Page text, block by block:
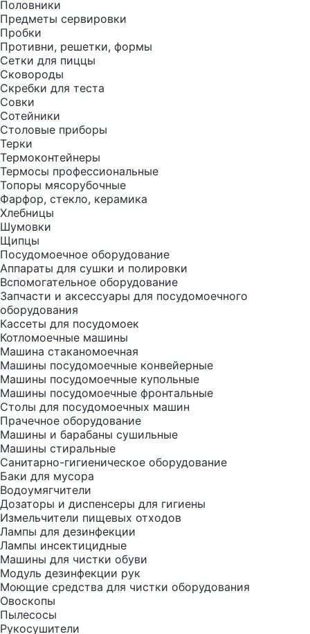
Половники
Предметы сервировки
Пробки
Противни, решетки, формы
Сетки для пиццы
Сковороды
Скребки для теста
Совки
Сотейники
Столовые приборы
Терки
Термоконтейнеры
Термосы профессиональные
Топоры мясорубочные
Фарфор, стекло, керамика
Хлебницы
Шумовки
Щипцы
Посудомоечное оборудование
Аппараты для сушки и полировки
Вспомогательное оборудование
Запчасти и аксессуары для посудомоечного
оборудования
Кассеты для посудомоек
Котломоечные машины
Машина стаканомоечная
Машины посудомоечные конвейерные
Машины посудомоечные купольные
Машины посудомоечные фронтальные
Столы для посудомоечных машин
Прачечное оборудование
Машины и барабаны сушильные
Машины стиральные
Санитарно-гигиеническое оборудование
Баки для мусора
Водоумягчители
Дозаторы и диспенсеры для гигиены
Измельчители пищевых отходов
Лампы для дезинфекции
Лампы инсектицидные
Машины для чистки обуви
Модуль дезинфекции рук
Моющие средства для чистки оборудования
Овоскопы
Пылесосы
Рукосушители